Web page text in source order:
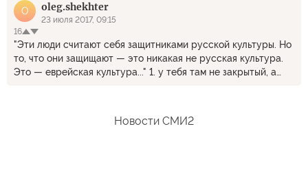
державу,состоящей из подаренных территорий,ноющей и
задолбавшей своим нытьём весь мир,сейчас бы не было
O oleg.shekhter
23 июля 2017, 09:15
16
"Эти люди считают себя защитниками русской культуры. Но
то, что они защищают — это никакая не русская культура.
Это — еврейская культура..." 1. у тебя там не закрытый, а
придут за Портниковым.Новости СМИ2